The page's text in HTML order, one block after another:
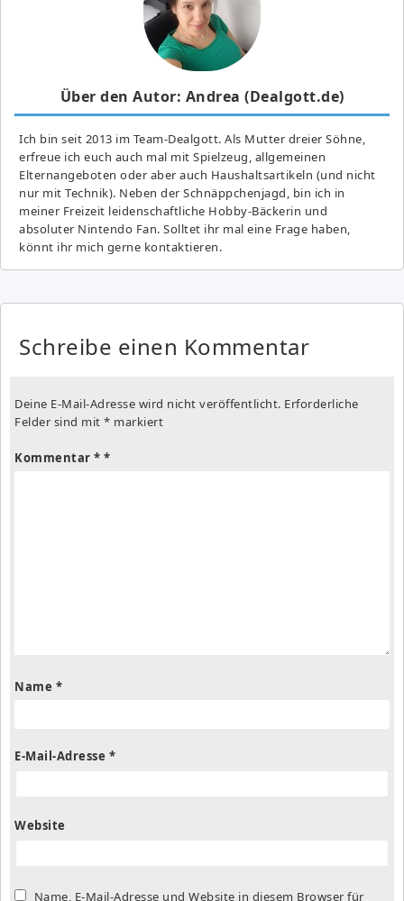
Über den Autor: Andrea (Dealgott.de)
Ich bin seit 2013 im Team-Dealgott. Als Mutter dreier Söhne,
erfreue ich euch auch mal mit Spielzeug, allgemeinen
Elternangeboten oder aber auch Haushaltsartikeln (und nicht
nur mit Technik). Neben der Schnäppchenjagd, bin ich in
meiner Freizeit leidenschaftliche Hobby-Bäckerin und
absoluter Nintendo Fan. Solltet ihr mal eine Frage haben,
könnt ihr mich gerne kontaktieren.
Schreibe einen Kommentar
Deine E-Mail-Adresse wird nicht veröffentlicht. Erforderliche
Felder sind mit * markiert
Kommentar *
Name *
E-Mail-Adresse *
Website
Name, E-Mail-Adresse und Website in diesem Browser für